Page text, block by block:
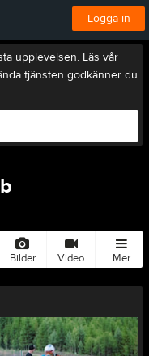
Logga in
upplevelsen. Läs vår
tjänsten godkänner du
Bilder Video Mer